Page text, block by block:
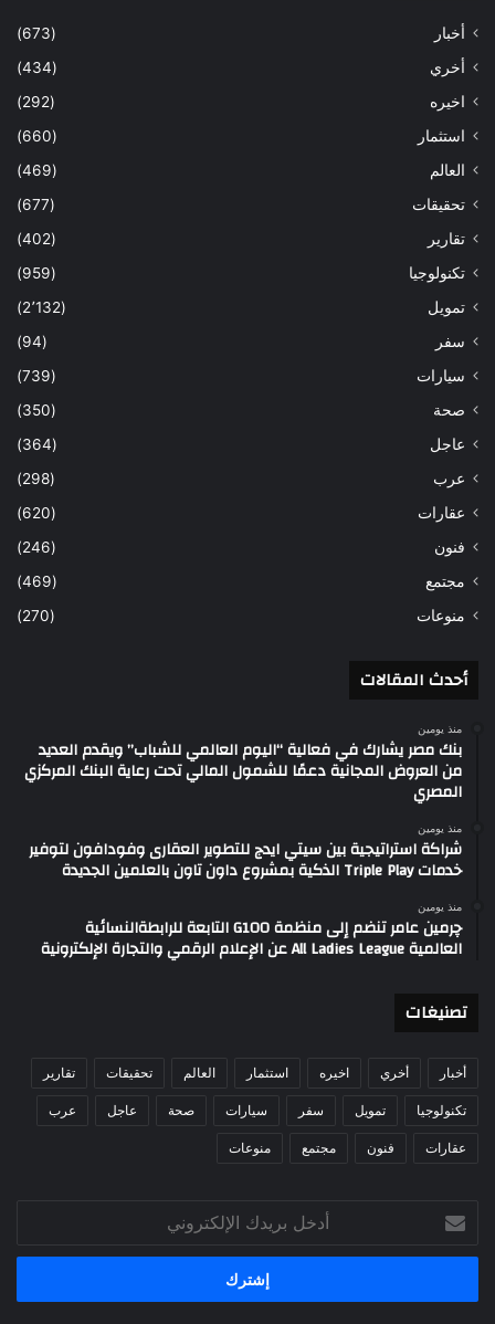
أخبار
(673)
أخري
(434)
اخيره
(292)
استثمار
(660)
العالم
(469)
تحقيقات
(677)
تقارير
(402)
تكنولوجيا
(959)
تمويل
(2٬132)
سفر
(94)
سيارات
(739)
صحة
(350)
عاجل
(364)
عرب
(298)
عقارات
(620)
فنون
(246)
مجتمع
(469)
منوعات
(270)
أحدث المقالات
منذ يومين
بنك مصر يشارك في فعالية “اليوم العالمي للشباب” ويقدم العديد
من العروض المجانية دعمًا للشمول المالي تحت رعاية البنك المركزي
المصري
منذ يومين
شراكة استراتيجية بين سيتي ايدج للتطوير العقارى وفودافون لتوفير
خدمات Triple Play الذكية بمشروع داون تاون بالعلمين الجديدة
منذ يومين
چرمين عامر تنضم إلى منظمة G100 التابعة للرابطةالنسائية
العالمية All Ladies League عن الإعلام الرقمي والتجارة الإلكترونية
تصنيغات
أخبار أخري اخيره استثمار العالم تحقيقات تقارير
تكنولوجيا تمويل سفر سيارات صحة عاجل عرب
عقارات فنون مجتمع منوعات
بريدك
الإلكتروني